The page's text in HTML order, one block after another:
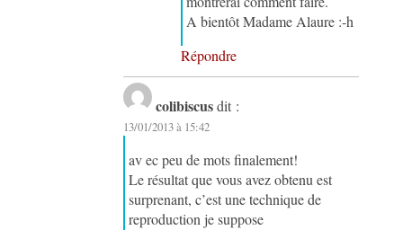
A bientôt Madame Alaure :-h
Répondre
colibiscus dit :
13/01/2013 à 15:42
av ec peu de mots finalement!
Le résultat que vous avez obtenu est
surprenant, c’est une technique de
reproduction je suppose